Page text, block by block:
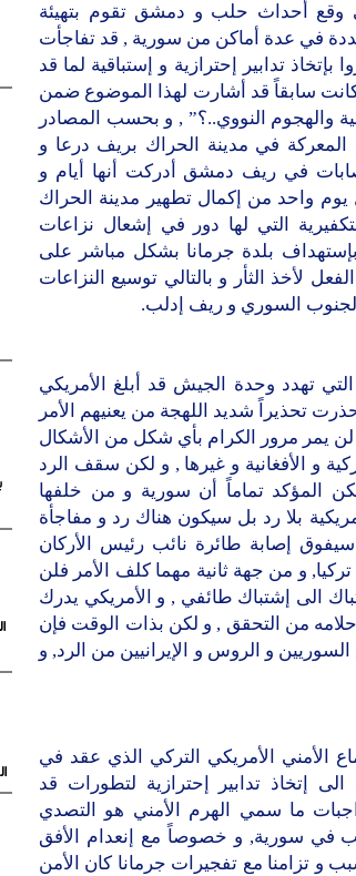
وقع أحداث حلب و دمشق تقوم بتهيئة
في عدة أماكن من سورية , قد تفاجأت
تدابير إحترازية و إستباقية لما قد
سابقاً قد أشارت لهذا الموضوع ضمن
والهجوم النووي..؟” , و بحسب المصادر
في مدينة الحراك بريف درعا و
في ريف دمشق أدركت أنها أيام و
واحد من إكمال تطهير مدينة الحراك
التي لها دور في إشعال نزاعات
بلدة جرمانا بشكل مباشر على
لأخذ الثأر و بالتالي توسيع النزاعات
السوري و ريف إدلب.
تهدد وحدة الجيش قد أبلغ الأمريكي
تحذيراً شديد اللهجة من يعنيهم الأمر
, لن يمر مرور الكرام بأي شكل من الأشكال
و الأفغانية و غيرها , و لكن سقف الرد
المؤكد تماماً أن سورية و من خلفها
بلا رد بل سيكون هناك رد و مفاجأة
إصابة طائرة نائب رئيس الأركان
و من جهة ثانية مهما كلف الأمر فلن
الى إشتباك طائفي , و الأمريكي يدرك
من التحقق , و لكن بذات الوقت فإن
و الروس و الإيرانيين من الرد, و
الأمني الأمريكي التركي الذي عقد في
إتخاذ تدابير إحترازية لتطورات قد
ما سمي الهرم الأمني هو التصدي
في سورية, و خصوصاً مع إنعدام الأفق
و تزامنا مع تفجيرات جرمانا كان الأمن